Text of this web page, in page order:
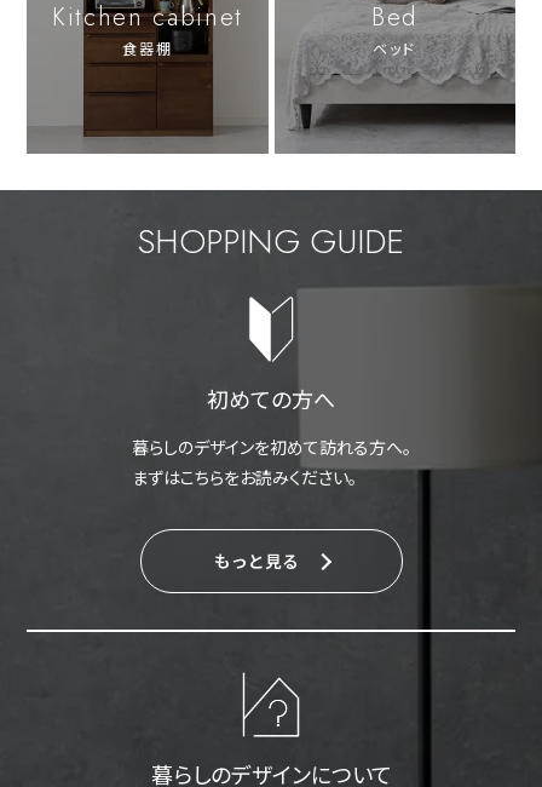
Kitchen cabinet
食器棚
Bed
ベッド
SHOPPING GUIDE
初めての方へ
暮らしのデザインを初めて訪れる方へ。
まずはこちらをお読みください。
もっと見る
暮らしのデザインについて